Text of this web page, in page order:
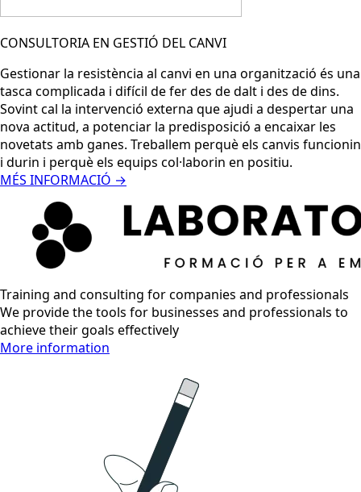
CONSULTORIA EN GESTIÓ DEL CANVI
Gestionar la resistència al canvi en una organització és una
tasca complicada i difícil de fer des de dalt i des de dins.
Sovint cal la intervenció externa que ajudi a despertar una
nova actitud, a potenciar la predisposició a encaixar les
novetats amb ganes. Treballem perquè els canvis funcionin
i durin i perquè els equips col·laborin en positiu.
MÉS INFORMACIÓ →
Training and consulting for companies and professionals
We provide the tools for businesses and professionals to
achieve their goals effectively
More information